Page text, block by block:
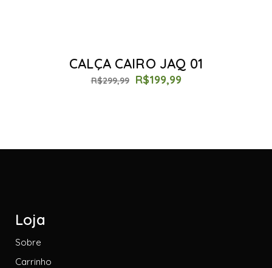
CALÇA CAIRO JAQ 01
R$299,99 R$199,99
Loja
Sobre
Carrinho